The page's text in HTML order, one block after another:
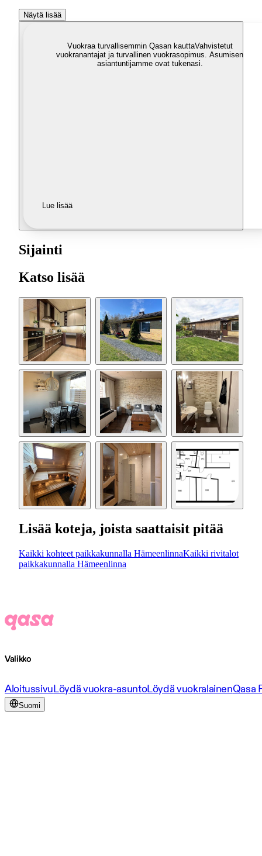
Näytä lisää
Vuokraa turvallisemmin Qasan kauttaVahvistetut
vuokranantajat ja turvallinen vuokrasopimus. Asumisen
asiantuntijamme ovat tukenasi.
Lue lisää
Sijainti
Katso lisää
Lisää koteja, joista saattaisit pitää
Kaikki kohteet paikkakunnalla HämeenlinnaKaikki rivitalot
paikkakunnalla Hämeenlinna
Valikko
AloitussivuLöydä vuokra-asuntoLöydä vuokralainenQasa
Suomi